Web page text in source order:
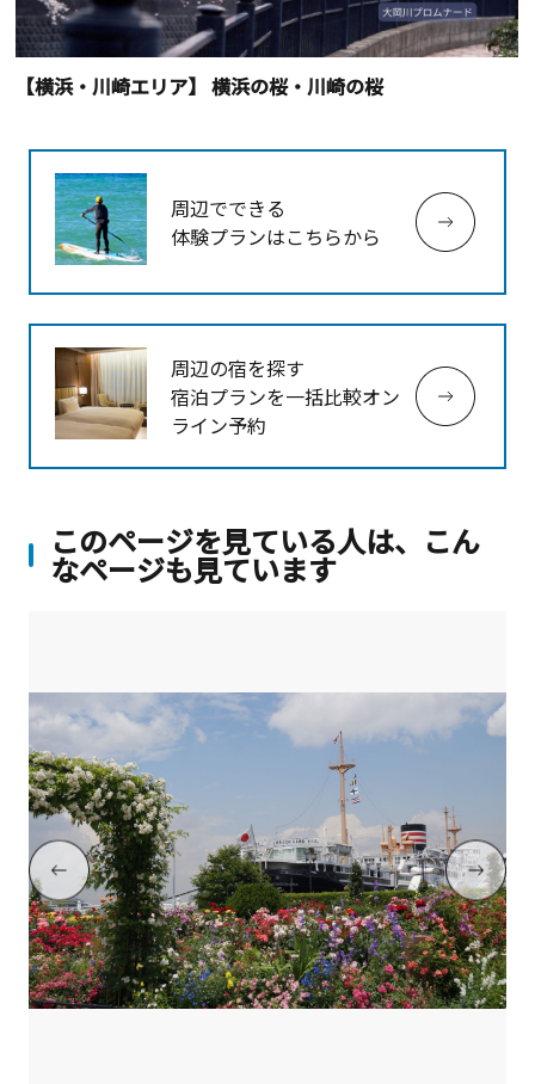
【横浜・川崎エリア】 横浜の桜・川崎の桜
周辺でできる
体験プランはこちらから
周辺の宿を探す
宿泊プランを一括比較オン
ライン予約
このページを見ている人は、こん
なページも見ています